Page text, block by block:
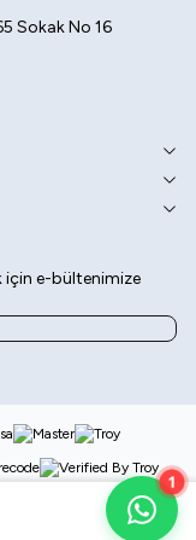
1
Sokak No 16
için e-bültenimize